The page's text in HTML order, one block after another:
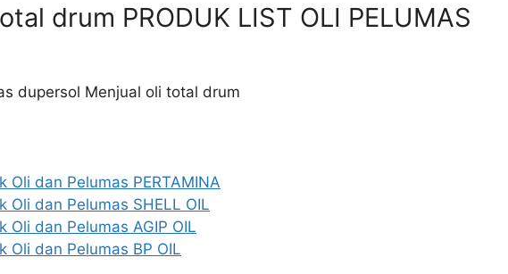
drum PRODUK LIST OLI PELUMAS
dupersol Menjual oli total drum
Oli dan Pelumas PERTAMINA
Oli dan Pelumas SHELL OIL
Oli dan Pelumas AGIP OIL
Oli dan Pelumas BP OIL